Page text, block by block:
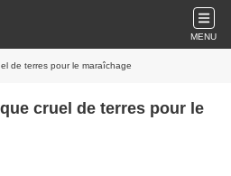
MENU
de terres pour le maraîchage
cruel de terres pour le